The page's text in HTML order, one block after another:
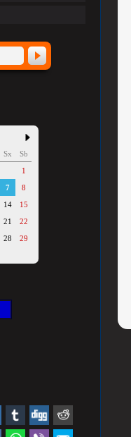
Sx
Sb
1
7
8
14
15
21
22
28
29